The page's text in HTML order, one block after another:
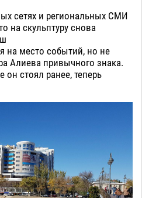
сетях и региональных СМИ
на скульптуру снова
на место событий, но не
Алиева привычного знака.
он стоял ранее, теперь